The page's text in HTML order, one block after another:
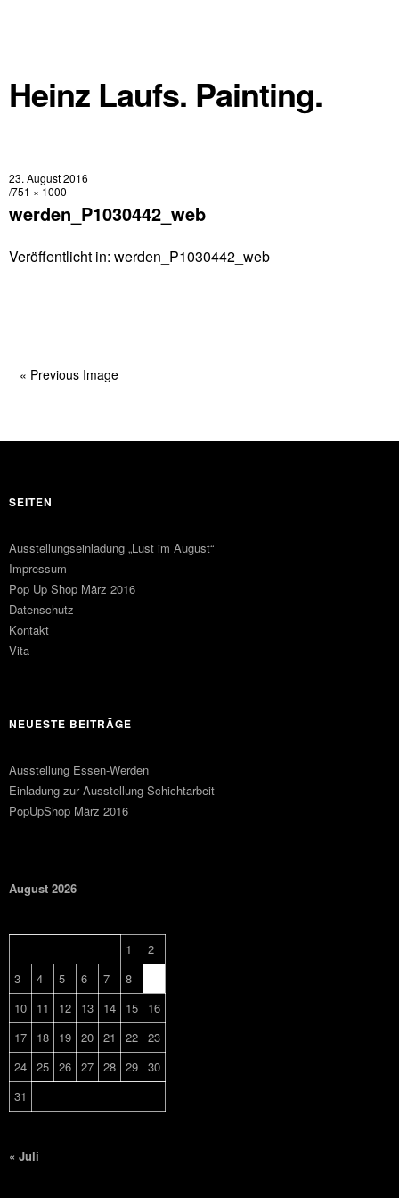
Heinz Laufs. Painting.
23. August 2016
751 × 1000
werden_P1030442_web
Veröffentlicht in: werden_P1030442_web
« Previous Image
SEITEN
Ausstellungseinladung „Lust im August“
Impressum
Pop Up Shop März 2016
Datenschutz
Kontakt
Vita
NEUESTE BEITRÄGE
Ausstellung Essen-Werden
Einladung zur Ausstellung Schichtarbeit
PopUpShop März 2016
August 2026
1
2
3
4 5 6 7 8
10
11 12 13 14 15
16
17
18 19 20 21 22 23
24 25 26 27 28 29 30
31
« Juli